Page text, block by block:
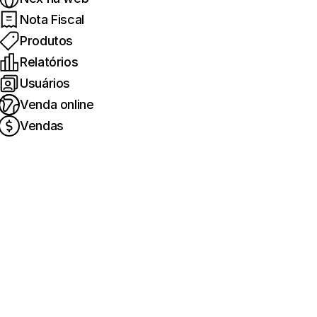
Nota Fiscal
Produtos
Relatórios
Usuários
Venda online
Vendas